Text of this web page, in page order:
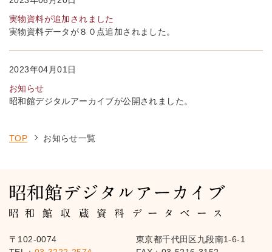
実物資料が追加されました
実物資料データが８０点追加されました。
2023年04月01日
お知らせ
昭和館デジタルアーカイブが公開されました。
TOP お知らせ一覧
〒102-0074
東京都千代田区九段南1-6-1